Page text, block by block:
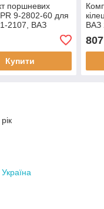
поршневих
9-2802-60 для
2107, ВАЗ
сталь
76.60 (1.5
Купити
ВАЗ
807